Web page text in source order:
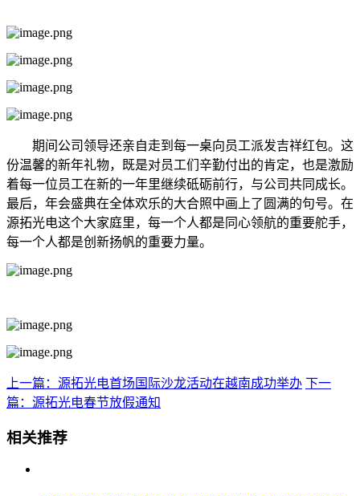
期间公司领导还亲自走到每一桌向员工派发吉祥红包。这
份温馨的新年礼物，既是对员工们辛勤付出的肯定，也是激励
着每一位员工在新的一年里继续砥砺前行，与公司共同成长。
最后，年会盛典在全体欢乐的大合照中画上了圆满的句号。在
源拓光电这个大家庭里，每一个人都是同心领航的重要舵手，
每一个人都是创新扬帆的重要力量。
上一篇：源拓光电首场国际沙龙活动在越南成功举办 下一
篇：源拓光电春节放假通知
相关推荐